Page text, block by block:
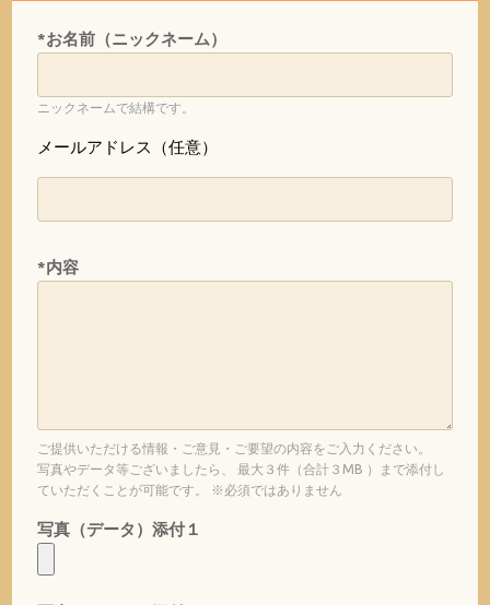
*お名前（ニックネーム）
ニックネームで結構です。
メールアドレス（任意）
*内容
ご提供いただける情報・ご意見・ご要望の内容をご入力ください。
写真やデータ等ございましたら、 最大３件（合計３MB ）まで添付し
ていただくことが可能です。 ※必須ではありません
写真（データ）添付１